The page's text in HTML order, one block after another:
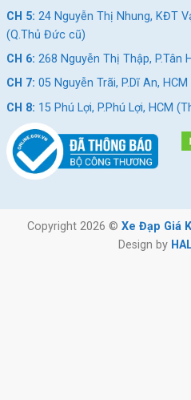
CH 5: 24 Nguyễn Thị Nhung, KĐT
(Q.Thủ Đức cũ)
CH 6: 268 Nguyễn Thị Thập, P.Tân
CH 7: 05 Nguyễn Trãi, P.Dĩ An,
CH 8: 15 Phú Lợi, P.Phú Lợi, HCM
Copyright 2026 © Xe Đạp Giá
Design by